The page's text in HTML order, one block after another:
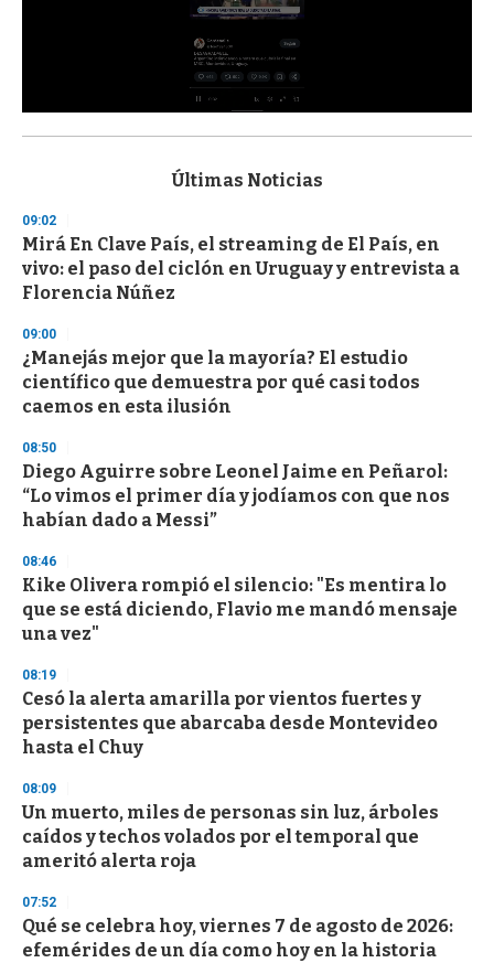
s
d
s
o
f
3
s
c
o
n
Últimas Noticias
09:02
Mirá En Clave País, el streaming de El País, en
vivo: el paso del ciclón en Uruguay y entrevista a
Florencia Núñez
09:00
¿Manejás mejor que la mayoría? El estudio
científico que demuestra por qué casi todos
caemos en esta ilusión
08:50
Diego Aguirre sobre Leonel Jaime en Peñarol:
“Lo vimos el primer día y jodíamos con que nos
habían dado a Messi”
08:46
Kike Olivera rompió el silencio: "Es mentira lo
que se está diciendo, Flavio me mandó mensaje
una vez"
08:19
Cesó la alerta amarilla por vientos fuertes y
persistentes que abarcaba desde Montevideo
hasta el Chuy
08:09
Un muerto, miles de personas sin luz, árboles
caídos y techos volados por el temporal que
ameritó alerta roja
07:52
Qué se celebra hoy, viernes 7 de agosto de 2026:
efemérides de un día como hoy en la historia